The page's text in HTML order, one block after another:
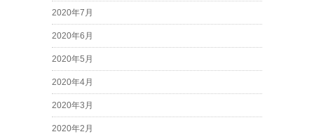
2020年7月
2020年6月
2020年5月
2020年4月
2020年3月
2020年2月